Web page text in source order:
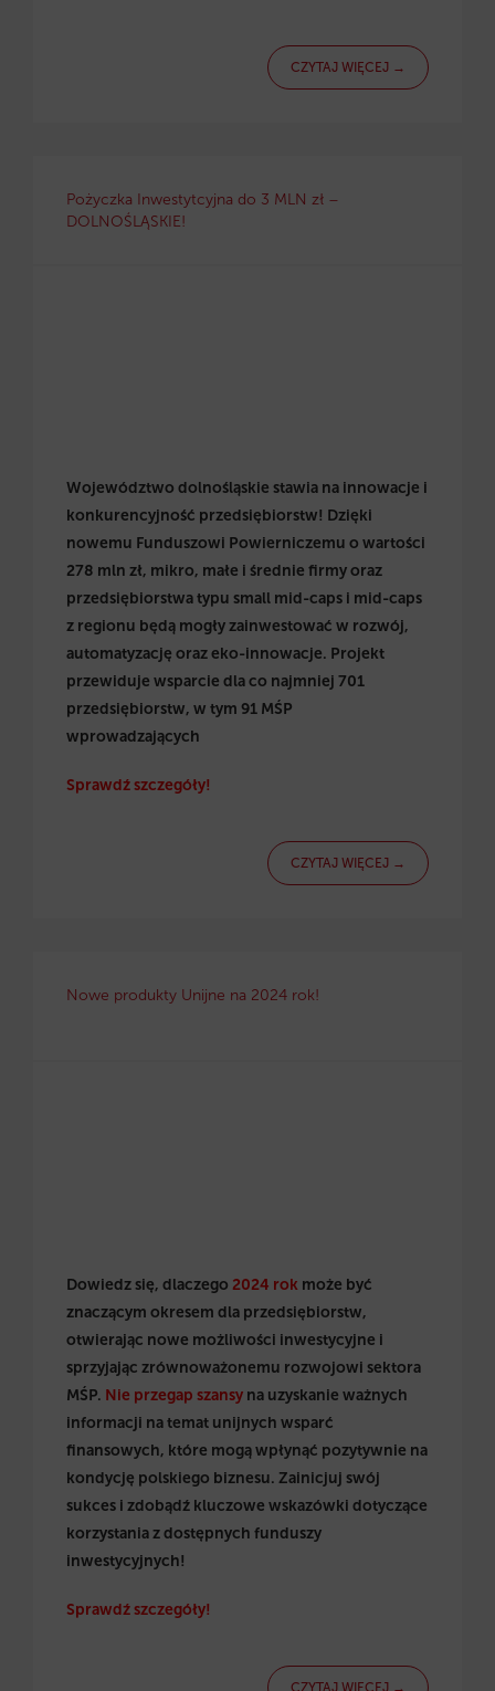
CZYTAJ WIĘCEJ →
Pożyczka Inwestytcyjna do 3 MLN zł –
DOLNOŚLĄSKIE!
Województwo dolnośląskie stawia na innowacje i
konkurencyjność przedsiębiorstw! Dzięki
nowemu Funduszowi Powierniczemu o wartości
278 mln zł, mikro, małe i średnie firmy oraz
przedsiębiorstwa typu small mid-caps i mid-caps
z regionu będą mogły zainwestować w rozwój,
automatyzację oraz eko-innowacje. Projekt
przewiduje wsparcie dla co najmniej 701
przedsiębiorstw, w tym 91 MŚP
wprowadzających
Sprawdź szczegóły!
CZYTAJ WIĘCEJ →
Nowe produkty Unijne na 2024 rok!
Dowiedz się, dlaczego 2024 rok może być
znaczącym okresem dla przedsiębiorstw,
otwierając nowe możliwości inwestycyjne i
sprzyjając zrównoważonemu rozwojowi sektora
MŚP. Nie przegap szansy na uzyskanie ważnych
informacji na temat unijnych wsparć
finansowych, które mogą wpłynąć pozytywnie na
kondycję polskiego biznesu. Zainicjuj swój
sukces i zdobądź kluczowe wskazówki dotyczące
korzystania z dostępnych funduszy
inwestycyjnych!
Sprawdź szczegóły!